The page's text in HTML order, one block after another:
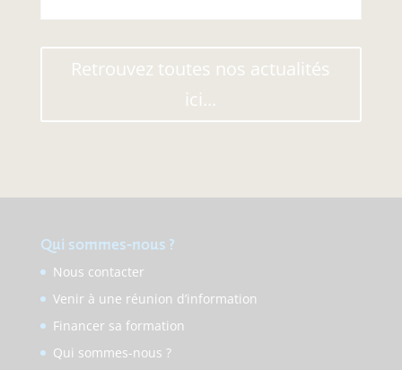
Retrouvez toutes nos actualités
ici...
Qui sommes-nous ?
Nous contacter
Venir à une réunion d’information
Financer sa formation
Qui sommes-nous ?